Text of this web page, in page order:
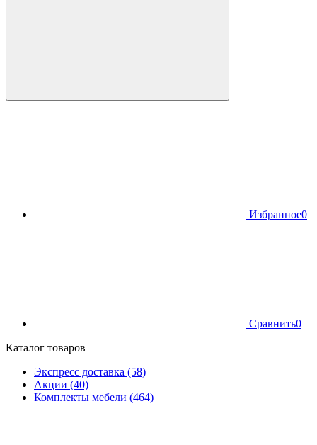
Избранное0
Сравнить0
Каталог товаров
Экспресс доставка (58)
Акции (40)
Комплекты мебели (464)